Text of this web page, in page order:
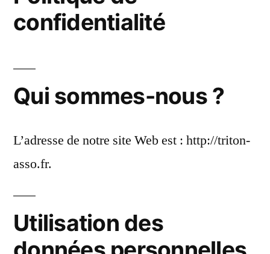
confidentialité
Qui sommes-nous ?
L’adresse de notre site Web est : http://triton-
asso.fr.
Utilisation des